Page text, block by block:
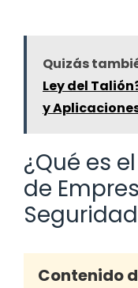
Quizás
Ley del
y
¿Qué es
de
Contenido